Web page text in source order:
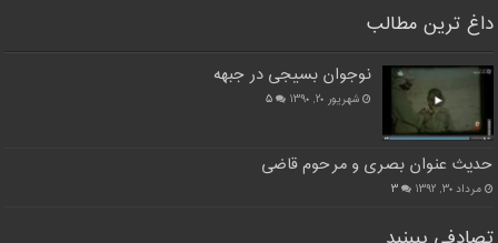
داغ ترین مطالب
نوجوان بسیجی در جبهه
شهریور ۲۰, ۱۳۹۰ ۵
حدیث عنوان بصری و مرحوم قاضی
مرداد ۳۰, ۱۳۹۲ ۳